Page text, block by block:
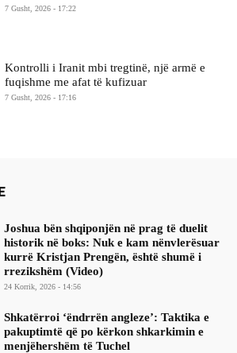
7 Gusht, 2026 - 17:22
Kontrolli i Iranit mbi tregtinë, një armë e
fuqishme me afat të kufizuar
7 Gusht, 2026 - 17:16
Joshua bën shqiponjën në prag të duelit
historik në boks: Nuk e kam nënvlerësuar
kurrë Kristjan Prengën, është shumë i
rrezikshëm (Video)
24 Korrik, 2026 - 14:56
Shkatërroi ‘ëndrrën angleze’: Taktika e
pakuptimtë që po kërkon shkarkimin e
menjëhershëm të Tuchel